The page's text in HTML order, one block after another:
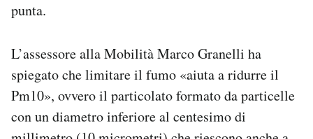
punta.
L’assessore alla Mobilità Marco Granelli ha
spiegato che limitare il fumo «aiuta a ridurre il
Pm10», ovvero il particolato formato da particelle
con un diametro inferiore al centesimo di